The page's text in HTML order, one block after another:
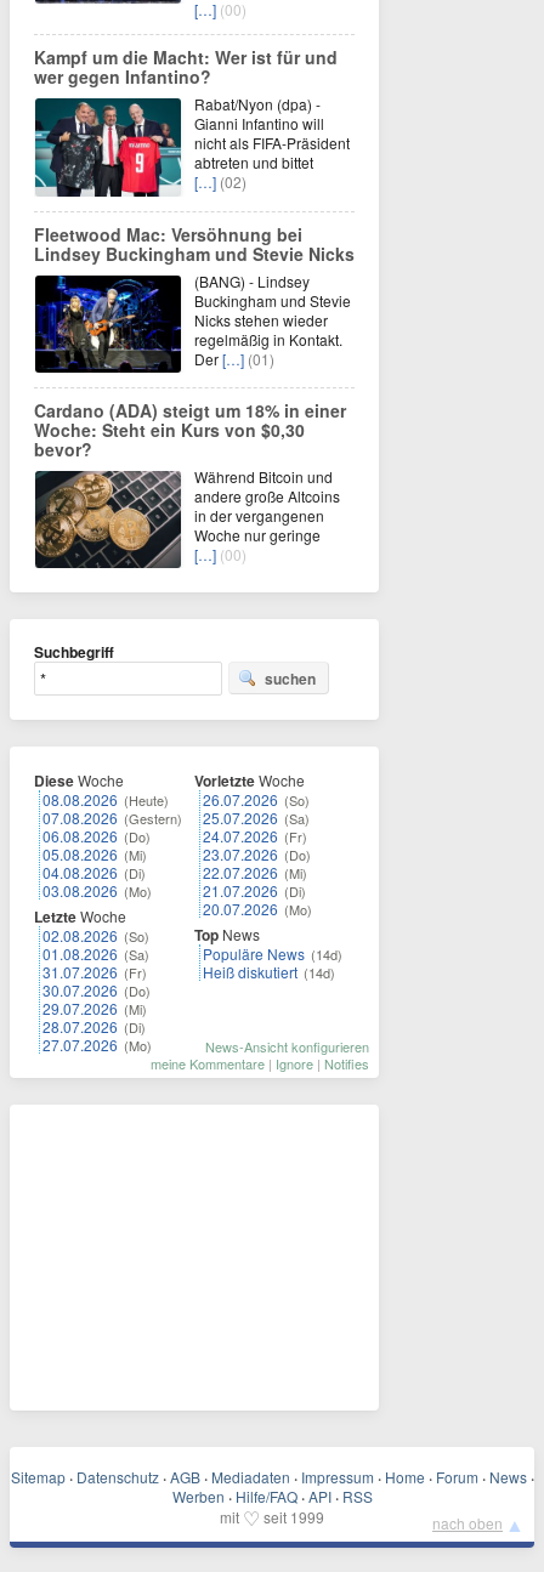
[…] (00)
Kampf um die Macht: Wer ist für und
wer gegen Infantino?
Rabat/Nyon (dpa) -
Gianni Infantino will
nicht als FIFA-Präsident
abtreten und bittet
[…] (02)
Fleetwood Mac: Versöhnung bei
Lindsey Buckingham und Stevie Nicks
(BANG) - Lindsey
Buckingham und Stevie
Nicks stehen wieder
regelmäßig in Kontakt.
Der[…] (01)
Cardano (ADA) steigt um 18% in einer
Woche: Steht ein Kurs von $0,30
bevor?
Während Bitcoin und
andere große Altcoins
in der vergangenen
Woche nur geringe
[…] (00)
Suchbegriff
suchen
DieseWoche
08.08.2026 (Heute)
07.08.2026 (Gestern)
06.08.2026 (Do)
05.08.2026 (Mi)
04.08.2026 (Di)
03.08.2026 (Mo)
LetzteWoche
02.08.2026 (So)
01.08.2026 (Sa)
31.07.2026 (Fr)
30.07.2026 (Do)
29.07.2026 (Mi)
28.07.2026 (Di)
27.07.2026 (Mo)
VorletzteWoche
26.07.2026 (So)
25.07.2026 (Sa)
24.07.2026 (Fr)
23.07.2026 (Do)
22.07.2026 (Mi)
21.07.2026 (Di)
20.07.2026 (Mo)
Top News
Populäre News (14d)
Heiß diskutiert (14d)
News-Ansicht konfigurieren
meine Kommentare | Ignore | Notifies
Sitemap · Datenschutz · AGB · Mediadaten · Impressum · Home · Forum · News ·
Werben · Hilfe/FAQ · API · RSS
mit ♡ seit 1999 nach oben ▲